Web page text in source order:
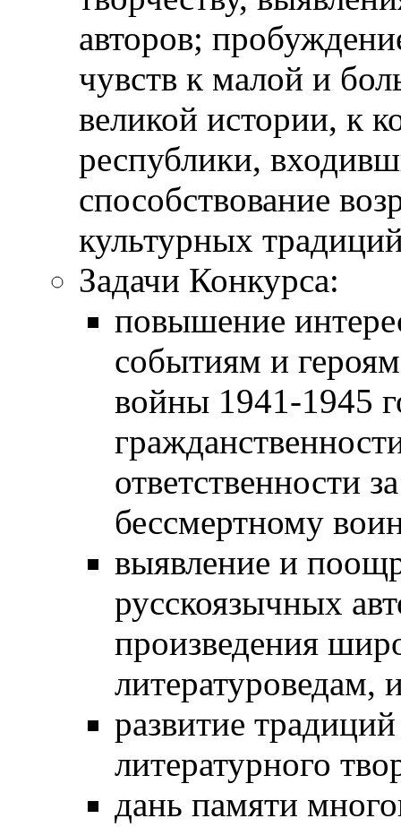
авторов;
чувств к малой и
великой истории, к
республики,
способствование
культурных
Задачи Конкурса:
повышение
событиям и
войны 1941-1945
ответственности
бессмертному
выявление и
русскоязычных
произведения
литературоведам,
развитие
литературного
дань памяти